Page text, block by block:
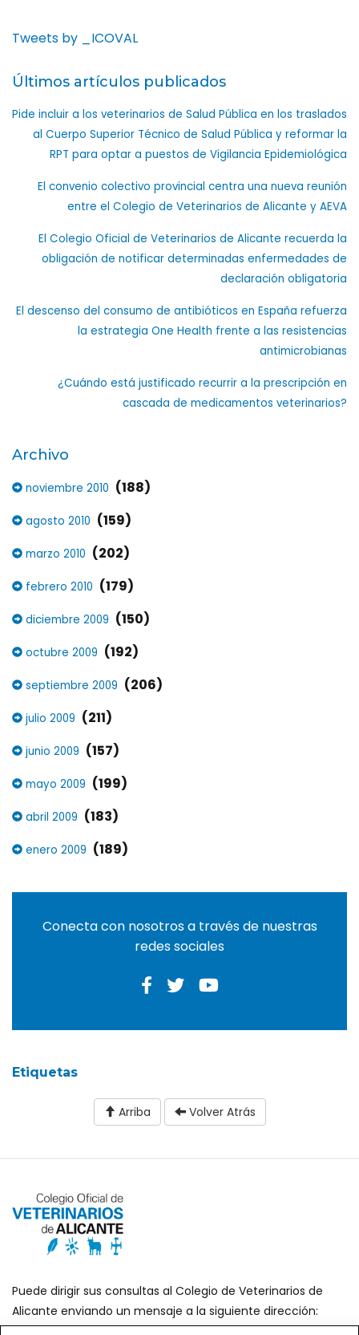
Tweets by _ICOVAL
Últimos artículos publicados
Pide incluir a los veterinarios de Salud Pública en los traslados
al Cuerpo Superior Técnico de Salud Pública y reformar la
RPT para optar a puestos de Vigilancia Epidemiológica
El convenio colectivo provincial centra una nueva reunión
entre el Colegio de Veterinarios de Alicante y AEVA
El Colegio Oficial de Veterinarios de Alicante recuerda la
obligación de notificar determinadas enfermedades de
declaración obligatoria
El descenso del consumo de antibióticos en España refuerza
la estrategia One Health frente a las resistencias
antimicrobianas
¿Cuándo está justificado recurrir a la prescripción en
cascada de medicamentos veterinarios?
Archivo
noviembre 2010 (188)
agosto 2010 (159)
marzo 2010 (202)
febrero 2010 (179)
diciembre 2009 (150)
octubre 2009 (192)
septiembre 2009 (206)
julio 2009 (211)
junio 2009 (157)
mayo 2009 (199)
abril 2009 (183)
enero 2009 (189)
Conecta con nosotros a través de nuestras
redes sociales
Etiquetas
Arriba Volver Atrás
Puede dirigir sus consultas al Colegio de Veterinarios de
Alicante enviando un mensaje a la siguiente dirección:
secretaria@icoval.org